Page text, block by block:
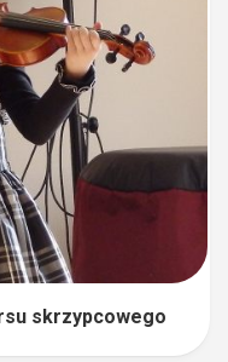
skrzypcowego